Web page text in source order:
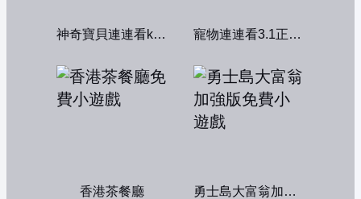
神奇寶貝連連看kawai版2004 寵物連連看3.1正式版
香港茶餐廳 勇士島大富翁加強版